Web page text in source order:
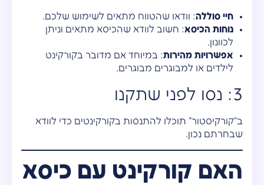
חיי סוללה: וודאו שהטווח מתאים לשימוש שלכם.
נוחות הכיסא: חשוב לוודא שהכיסא מתאים וניתן
לכוונון.
אפשרויות מהירות: במיוחד אם מדובר בקורקינט
לילדים או למבוגרים מבוגרים.
3: נסו לפני שתקנו
ב"קורקיסטור" תוכלו להתנסות בקורקינטים כדי לוודא
שבחרתם נכון.
האם קורקינט עם כיסא